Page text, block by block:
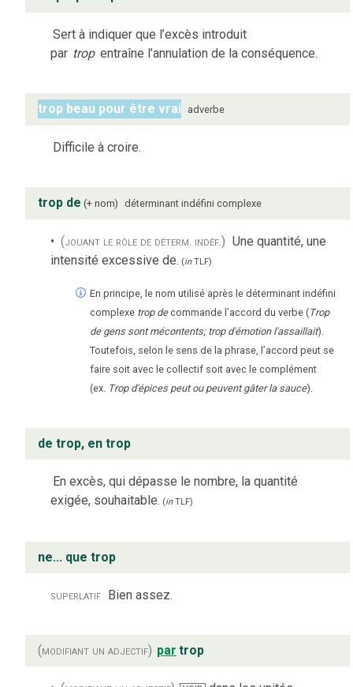
Sert à indiquer que l’excès introduit
par trop entraîne l’annulation de la conséquence.
trop beau pour être vrai adverbe
Difficile à croire.
trop de + nom déterminant indéfini complexe
(jouant le rôle de déterm. indéf.) Une quantité, une
intensité excessive de. (inTLF)
En principe, le nom utilisé après le déterminant indéfini
complexe trop de commande l’accord du verbe (Trop
de gens sont mécontents; trop d'émotion l'assaillait).
Toutefois, selon le sens de la phrase, l’accord peut se
faire soit avec le collectif soit avec le complément
(ex. Trop d'épices peut ou peuvent gâter la sauce).
de trop, en trop
En excès, qui dépasse le nombre, la quantité
exigée, souhaitable. (inTLF)
ne... que trop
superlatif Bien assez.
(modifiant un adjectif) par trop